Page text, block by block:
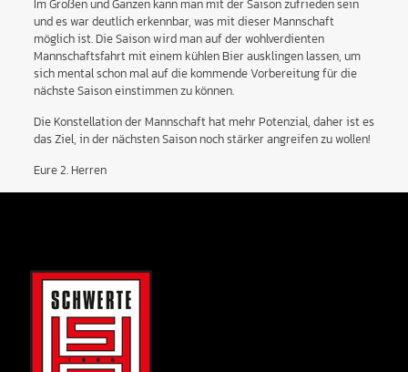
Im Großen und Ganzen kann man mit der Saison zufrieden sein
und es war deutlich erkennbar, was mit dieser Mannschaft
möglich ist. Die Saison wird man auf der wohlverdienten
Mannschaftsfahrt mit einem kühlen Bier ausklingen lassen, um
sich mental schon mal auf die kommende Vorbereitung für die
nächste Saison einstimmen zu können.
Die Konstellation der Mannschaft hat mehr Potenzial, daher ist es
das Ziel, in der nächsten Saison noch stärker angreifen zu wollen!
Eure 2. Herren